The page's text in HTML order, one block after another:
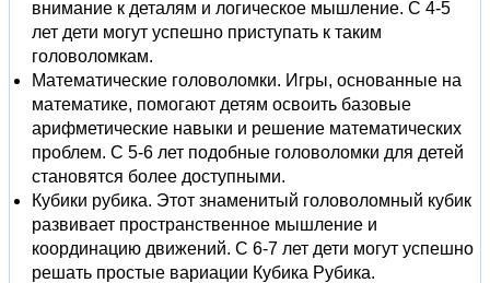
внимание к деталям и логическое мышление. С 4-5
лет дети могут успешно приступать к таким
головоломкам.
Математические головоломки. Игры, основанные на
математике, помогают детям освоить базовые
арифметические навыки и решение математических
проблем. С 5-6 лет подобные головоломки для детей
становятся более доступными.
Кубики рубика. Этот знаменитый головоломный кубик
развивает пространственное мышление и
координацию движений. С 6-7 лет дети могут успешно
решать простые вариации Кубика Рубика.